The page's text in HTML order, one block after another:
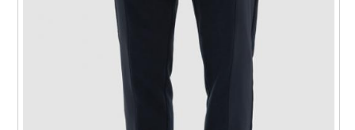
Одежда для разных
видов
Стиль в мужской
одежде